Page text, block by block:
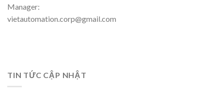
Manager:
vietautomation.corp@gmail.com
TIN TỨC CẬP NHẬT